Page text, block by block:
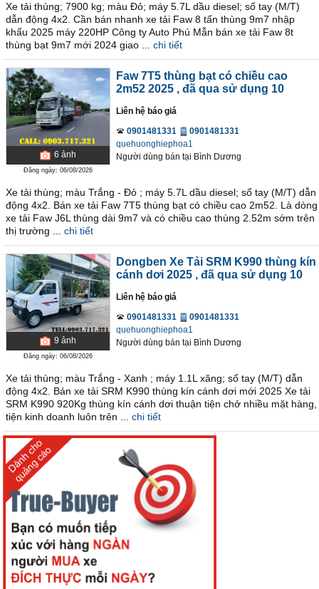
Xe tải thùng; 7900 kg; màu Đỏ; máy 5.7L dầu diesel; số tay (M/T)
dẫn động 4x2. Cần bán nhanh xe tải Faw 8 tấn thùng 9m7 nhập
khẩu 2025 máy 220HP Công ty Auto Phú Mẫn bán xe tải Faw 8t
thùng bạt 9m7 mới 2024 giao ...
chi tiết
6 ảnh
Đăng ngày: 06/08/2026
Faw 7T5 thùng bạt có chiều cao
2m52 2025 , đã qua sử dụng 10
Liên hệ báo giá
0901481331
0901481331
quehuonghiephoa1
Người dùng bán tại Bình Dương
Xe tải thùng; màu Trắng - Đỏ ; máy 5.7L dầu diesel; số tay (M/T) dẫn
động 4x2. Bán xe tải Faw 7T5 thùng bạt có chiều cao 2m52. Là dòng
xe tải Faw J6L thùng dài 9m7 và có chiều cao thùng 2.52m sớm trên
thị trường ...
chi tiết
9 ảnh
Đăng ngày: 06/08/2026
Dongben Xe Tải SRM K990 thùng kín
cánh dơi 2025 , đã qua sử dụng 10
Liên hệ báo giá
0901481331
0901481331
quehuonghiephoa1
Người dùng bán tại Bình Dương
Xe tải thùng; màu Trắng - Xanh ; máy 1.1L xăng; số tay (M/T) dẫn
động 4x2. Bán xe tải SRM K990 thùng kín cánh dơi mới 2025 Xe tải
SRM K990 920Kg thùng kín cánh dơi thuận tiện chở nhiều mặt hàng,
tiện kinh doanh luôn trên ...
chi tiết